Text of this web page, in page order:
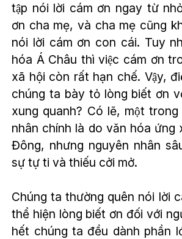
tập nói lời cám ơn ngay từ
ơn cha mẹ, và cha mẹ cũng
nói lời cám ơn con cái. Tuy
hóa Á Châu thì việc cám ơn
xã hội còn rất hạn chế. Vậy,
chúng ta bày tỏ lòng biết ơn
xung quanh? Có lẽ, một
nhân chính là do văn hóa ứng
Đông, nhưng nguyên nhân
sự tự ti và thiếu cởi mở.
Chúng ta thường quên nói lời
thể hiện lòng biết ơn đối với
hết chúng ta đều dành phần